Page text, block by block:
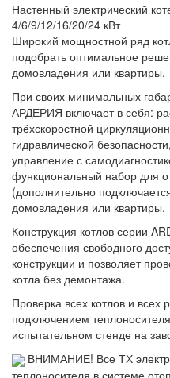
Настенный электрический
4/6/9/12/16/20/24 кВт
Широкий мощностной ряд
подобрать оптимальное
домовладения или квартиры.
При своих минимальных
АРДЕРИЯ включает в себя:
трёхскоростной
гидравлической
управление с
функциональный набор для
(дополнительно
домовладения или квартиры.
Конструкция котлов серии
обеспечения свободного
конструкции и позволяет
котла без демонтажа.
Проверка всех котлов и
подключением
испытательном стенде на
ВНИМАНИЕ! Все ТХ
теплоносителя в системе